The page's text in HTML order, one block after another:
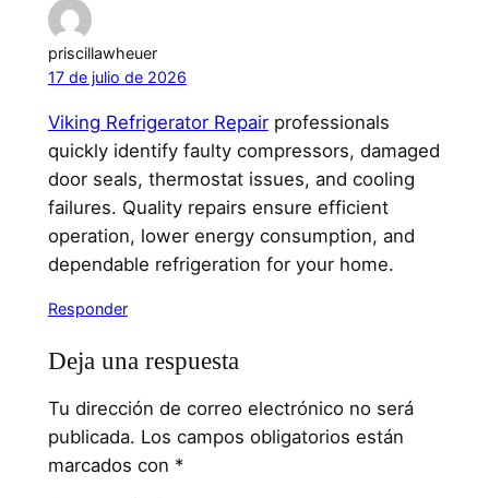
priscillawheuer
17 de julio de 2026
Viking Refrigerator Repairprofessionals
quickly identify faulty compressors, damaged
door seals, thermostat issues, and cooling
failures. Quality repairs ensure efficient
operation, lower energy consumption, and
dependable refrigeration for your home.
Responder
Deja una respuesta
Tu dirección de correo electrónico no será
publicada. Los campos obligatorios están
marcados con *